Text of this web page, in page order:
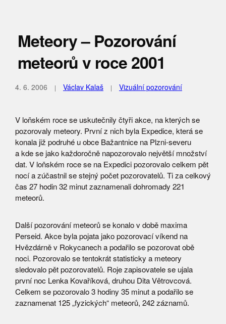
Meteory – Pozorování
meteorů v roce 2001
4. 6. 2006 Václav Kalaš Vizuální pozorování
V loňském roce se uskutečnily čtyři akce, na kterých se
pozorovaly meteory. První z nich byla Expedice, která se
konala již podruhé u obce Bažantnice na Plzni-severu
a kde se jako každoročně napozorovalo největší množství
dat. V loňském roce se na Expedici pozorovalo celkem pět
nocí a zúčastnil se stejný počet pozorovatelů. Ti za celkový
čas 27 hodin 32 minut zaznamenali dohromady 221
meteorů.
Další pozorování meteorů se konalo v době maxima
Perseid. Akce byla pojata jako pozorovací víkend na
Hvězdárně v Rokycanech a podařilo se pozorovat obě
noci. Pozorovalo se tentokrát statisticky a meteory
sledovalo pět pozorovatelů. Roje zapisovatele se ujala
první noc Lenka Kovaříková, druhou Dita Větrovcová.
Celkem se pozorovalo 3 hodiny 35 minut a podařilo se
zaznamenat 125 „fyzických“ meteorů, 242 záznamů.